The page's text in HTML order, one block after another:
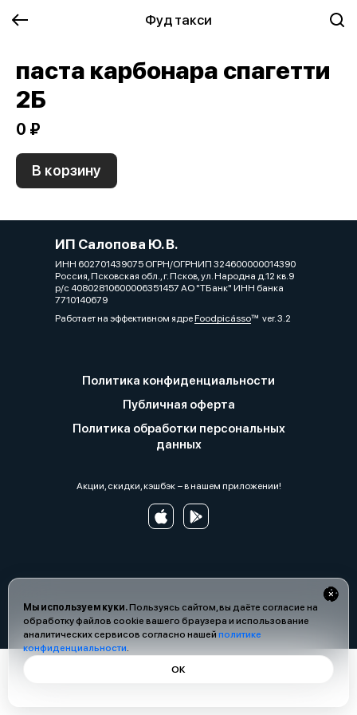
Фуд такси
Мы используем куки.Пользуясь сайтом, вы даёте согласие на
обработку файлов cookie вашего браузера и использование
аналитических сервисов согласно нашей политике
конфиденциальности.
ОК
паста карбонара спагетти
2Б
0 ₽
В корзину
ИП Салопова Ю. В.
ИНН 602701439075 ОГРН/ОГРНИП 324600000014390
Россия, Псковская обл., г. Псков, ул. Народна д.12 кв.9
р/с 40802810600006351457 АО "ТБанк" ИНН банка
7710140679
Работает на эффективном ядреFoodpicássover. 3.2
Политика конфиденциальности
Публичная оферта
Политика обработки персональных
данных
Акции, скидки, кэшбэк − в нашем приложении!